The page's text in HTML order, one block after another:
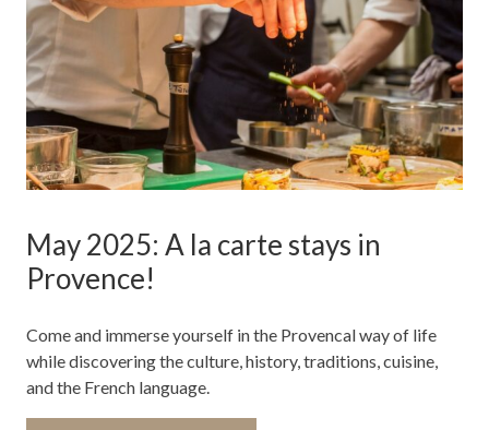
May 2025: A la carte stays in
Provence!
Come and immerse yourself in the Provencal way of life
while discovering the culture, history, traditions, cuisine,
and the French language.